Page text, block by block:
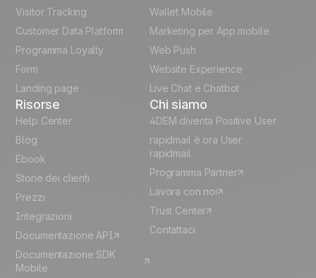
Polish
German
Español
Visitor Tracking
Customer Data Platform
Programma Loyalty
Form
Landing page
Wallet Mobile
Marketing per App mobile
Web Push
Website Experience
Live Chat e Chatbot
Risorse
Help Center
Blog
Ebook
Storie dei clienti
Prezzi
Integrazioni
Documentazione API
Documentazione SDK
Mobile
Chi siamo
4DEM diventa Positive User
rapidmail è ora User
rapidmail
Programma Partner
Lavora con noi
Trust Center
Contattaci